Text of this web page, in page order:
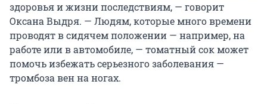
здоровья и жизни последствиям, — говорит
Оксана Выдря. — Людям, которые много времени
проводят в сидячем положении — например, на
работе или в автомобиле, — томатный сок может
помочь избежать серьезного заболевания —
тромбоза вен на ногах.